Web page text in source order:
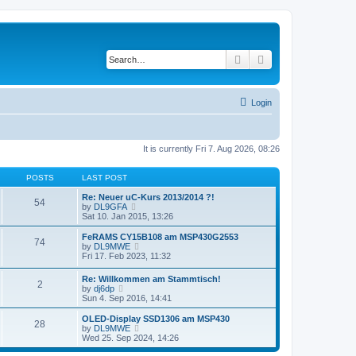
Search
Login
It is currently Fri 7. Aug 2026, 08:26
POSTS LAST POST
54
Re: Neuer uC-Kurs 2013/2014 ?!
by DL9GFA
i
e
w
h
l
a
e
s
t
o
s
Sat 10. Jan 2015, 13:26
74
FeRAMS CY15B108 am MSP430G2553
by DL9MWE
i
t
h
e
l
a
e
s
Fri 17. Feb 2023, 11:32
2
Re: Willkommen am Stammtisch!
by dj6dp
i
e
w
t
h
e
Sun 4. Sep 2016, 14:41
28
OLED-Display SSD1306 am MSP430
by DL9MWE
i
e
Wed 25. Sep 2024, 14:26